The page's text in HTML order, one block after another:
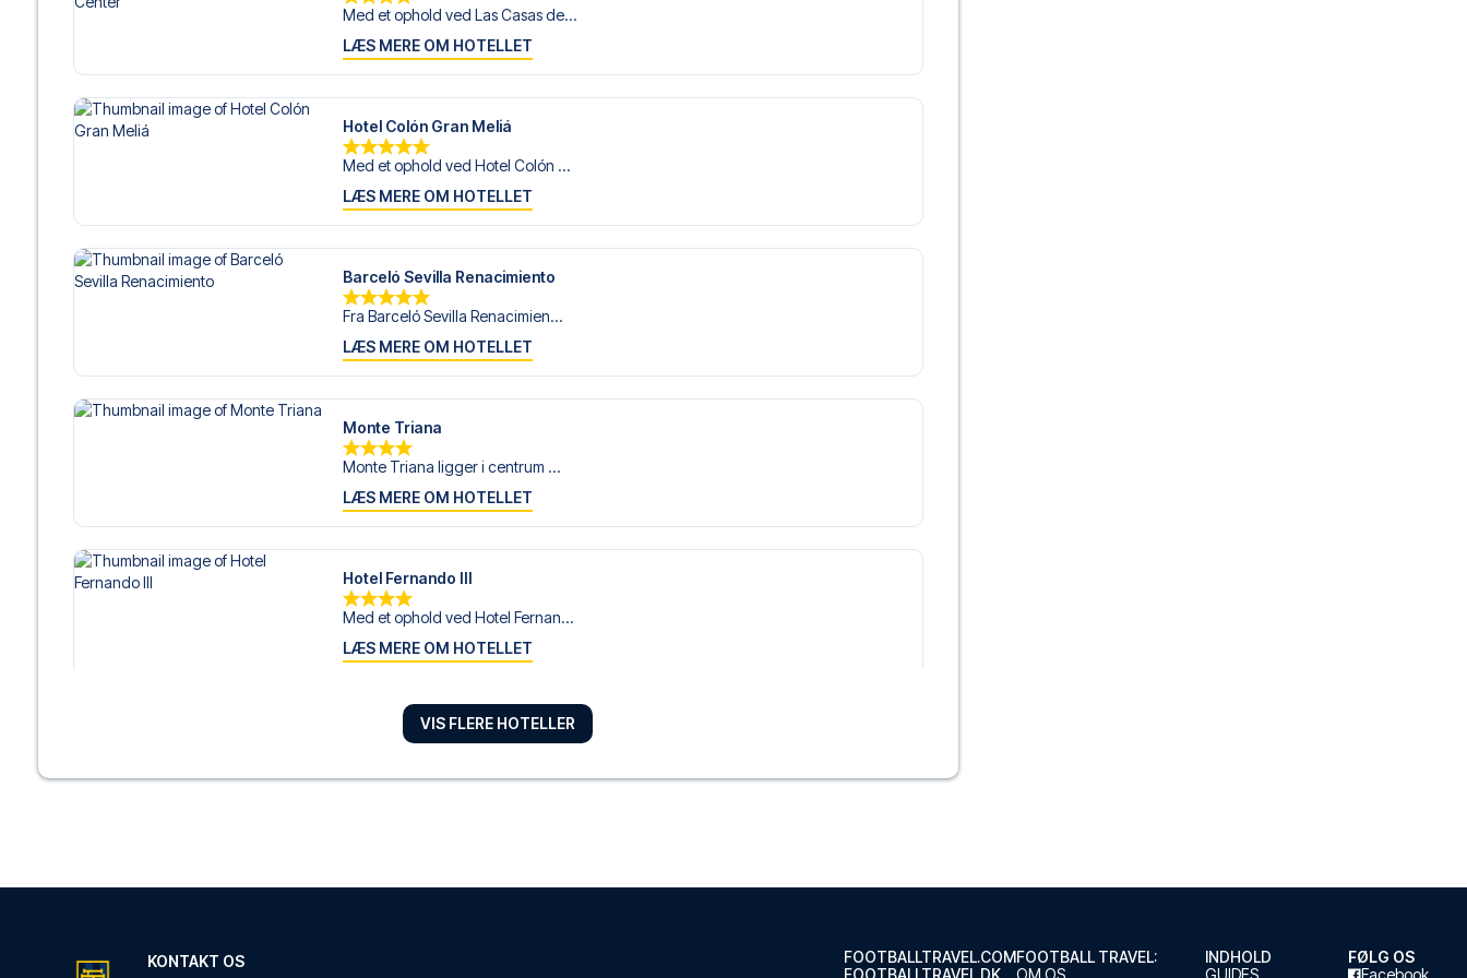
Med et ophold ved Las Casas de...
LÆS MERE OM HOTELLET
Hotel Colón Gran Meliá
Med et ophold ved Hotel Colón ...
LÆS MERE OM HOTELLET
Barceló Sevilla Renacimiento
Fra Barceló Sevilla Renacimien...
LÆS MERE OM HOTELLET
Monte Triana
Monte Triana ligger i centrum ...
LÆS MERE OM HOTELLET
Hotel Fernando III
Med et ophold ved Hotel Fernan...
LÆS MERE OM HOTELLET
Hotel Monte Carmelo
VIS FLERE HOTELLER
KONTAKT OS
FOOTBALLTRAVEL.COMFOOTBALL TRAVEL:
INDHOLD
FØLG OS